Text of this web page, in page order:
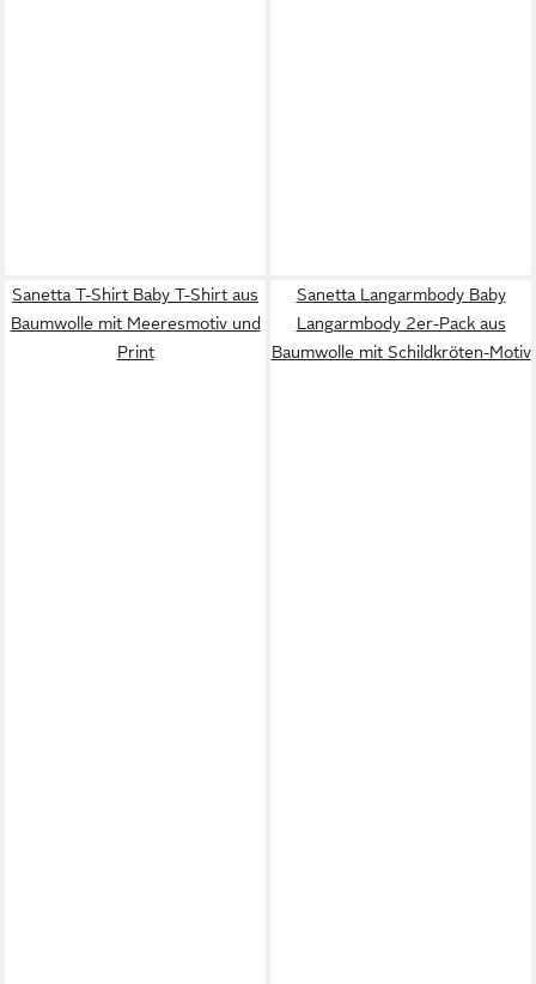
Sanetta T-Shirt Baby T-Shirt aus
Baumwolle mit Meeresmotiv und
Print
Sanetta Langarmbody Baby
Langarmbody 2er-Pack aus
Baumwolle mit Schildkröten-Motiv